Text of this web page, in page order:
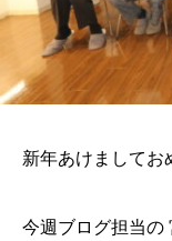
新年あけましてお
今週ブログ担当の